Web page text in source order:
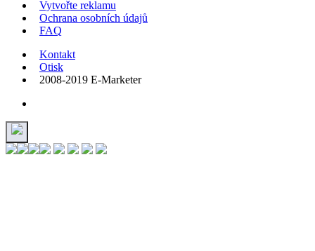
Vytvořte reklamu
Ochrana osobních údajů
FAQ
Kontakt
Otisk
2008-2019 E-Marketer